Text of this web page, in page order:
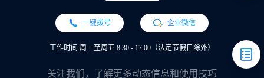
一键拨号 企业微信
工作时间:周一至周五 8:30 - 17:00（法定节假日除外）
关注我们，了解更多动态信息和使用技巧